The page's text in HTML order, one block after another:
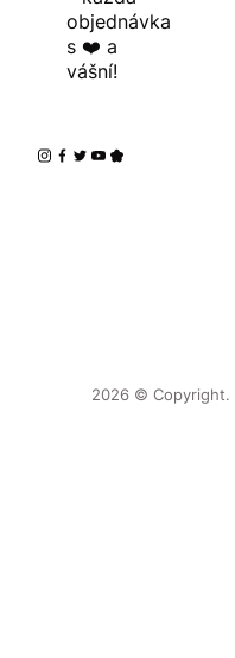
objednávka
s ❤️ a
vášní!
2026 © Copyright.